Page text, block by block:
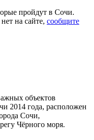
пройдут в Сочи.
на сайте, сообщите
объектов
2014 года, расположен
Сочи,
Чёрного моря.